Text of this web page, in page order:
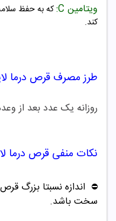
ویتامین C:
که به حفظ
کند.
طرز مصرف قرص درما
روزانه یک عدد بعد از
نکات منفی قرص درما
⛔️ اندازه نسبتا بزرگ
سخت باشد.